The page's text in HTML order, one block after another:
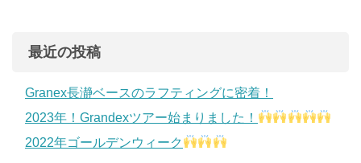
最近の投稿
Granex長瀞ベースのラフティングに密着！
2023年！Grandexツアー始まりました！
2022年ゴールデンウィーク